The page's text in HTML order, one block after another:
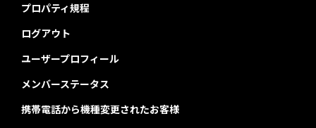
プロパティ規程
ログアウト
ユーザープロフィール
メンバーステータス
携帯電話から機種変更されたお客様